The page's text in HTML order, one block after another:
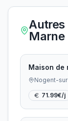
Autres
Marne
Maison de
Nogent-
71.99€/j